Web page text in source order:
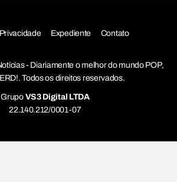
Expediente Contato
- Diariamente o melhor do mundo POP,
Todos os direitos reservados.
Grupo VS3 Digital LTDA
22.140.212/0001-07